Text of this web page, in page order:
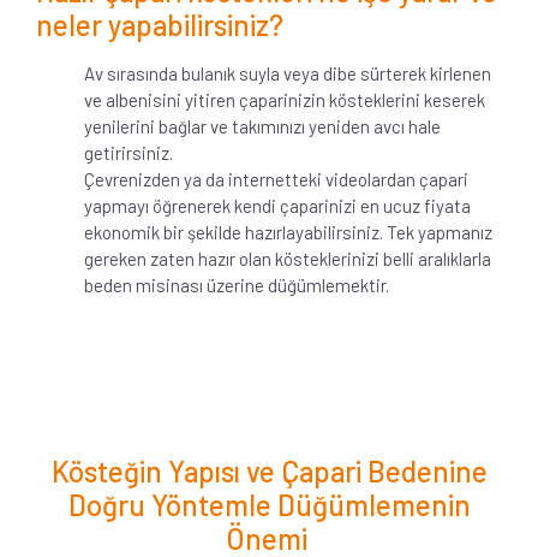
neler yapabilirsiniz?
Av sırasında bulanık suyla veya dibe sürterek kirlenen
ve albenisini yitiren çaparinizin kösteklerini keserek
yenilerini bağlar ve takımınızı yeniden avcı hale
getirirsiniz.
Çevrenizden ya da internetteki videolardan çapari
yapmayı öğrenerek kendi çaparinizi en ucuz fiyata
ekonomik bir şekilde hazırlayabilirsiniz. Tek yapmanız
gereken zaten hazır olan kösteklerinizi belli aralıklarla
beden misinası üzerine düğümlemektir.
Kösteğin Yapısı ve Çapari Bedenine
Doğru Yöntemle Düğümlemenin
Önemi